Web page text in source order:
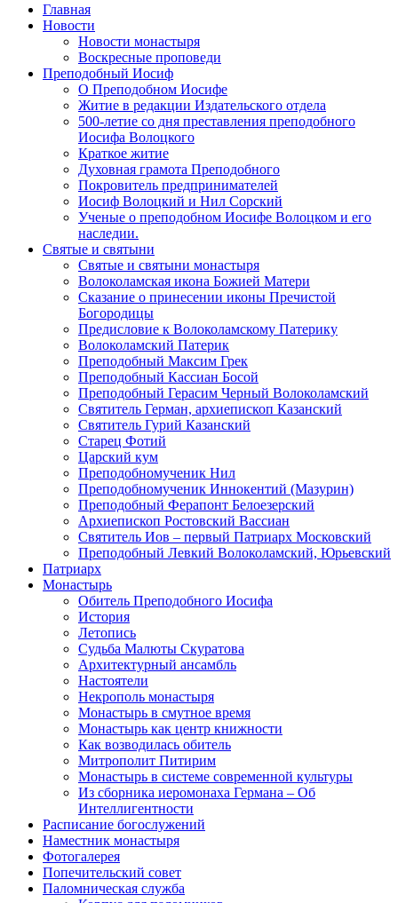
Главная
Новости
Новости монастыря
Воскресные проповеди
Преподобный Иосиф
О Преподобном Иосифе
Житие в редакции Издательского отдела
500-летие со дня преставления преподобного
Иосифа Волоцкого
Краткое житие
Духовная грамота Преподобного
Покровитель предпринимателей
Иосиф Волоцкий и Нил Сорский
Ученые о преподобном Иосифе Волоцком и его
наследии.
Святые и святыни
Святые и святыни монастыря
Волоколамская икона Божией Матери
Сказание о принесении иконы Пречистой
Богородицы
Предисловие к Волоколамскому Патерику
Волоколамский Патерик
Преподобный Максим Грек
Преподобный Кассиан Босой
Преподобный Герасим Черный Волоколамский
Святитель Герман, архиепископ Казанский
Святитель Гурий Казанский
Старец Фотий
Царский кум
Преподобномученик Нил
Преподобномученик Иннокентий (Мазурин)
Преподобный Ферапонт Белоезерский
Архиепископ Ростовский Вассиан
Святитель Иов – первый Патриарх Московский
Преподобный Левкий Волоколамский, Юрьевский
Патриарх
Монастырь
Обитель Преподобного Иосифа
История
Летопись
Судьба Малюты Скуратова
Архитектурный ансамбль
Настоятели
Некрополь монастыря
Монастырь в смутное время
Монастырь как центр книжности
Как возводилась обитель
Митрополит Питирим
Монастырь в системе современной культуры
Из сборника иеромонаха Германа – Об
Интеллигентности
Расписание богослужений
Наместник монастыря
Фотогалерея
Попечительский совет
Паломническая служба